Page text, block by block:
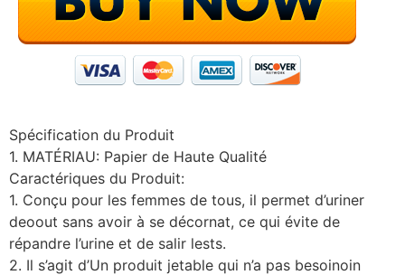
Spécification du Produit
1. MATÉRIAU: Papier de Haute Qualité
Caractériques du Produit:
1. Conçu pour les femmes de tous, il permet d’uriner
deoout sans avoir à se décornat, ce qui évite de
répandre l’urine et de salir lests.
2. Il s’agit d’Un produit jetable qui n’a pas besoinoin